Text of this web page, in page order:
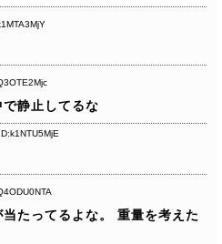
静止してるな
ID:k1NTU5MjE
たってるよな。
重量を考えた